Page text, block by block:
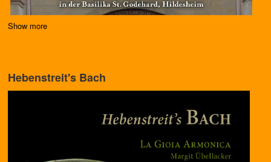
Show more
Hebenstreit's Bach